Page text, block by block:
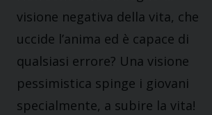
visione negativa della vita, che
uccide l’anima ed è capace di
qualsiasi errore? Una visione
pessimistica spinge i giovani
specialmente, a subire la vita!